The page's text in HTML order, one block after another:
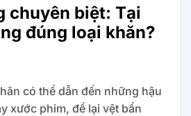
chuyên biệt: Tại
đúng loại khăn?
có thể dẫn đến những hậu
xước phim, để lại vệt bẩn